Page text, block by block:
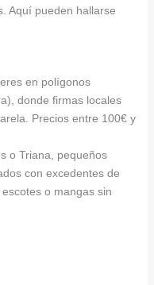
Aquí pueden hallarse
en polígonos
donde firmas locales
Precios entre 100€ y
o Triana, pequeños
con excedentes de
o mangas sin